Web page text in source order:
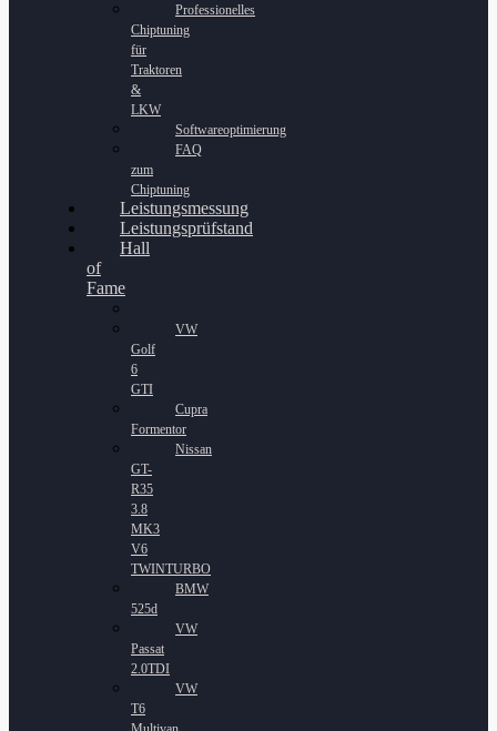
Professionelles
Chiptuning
für
Traktoren
&
LKW
Softwareoptimierung
FAQ
zum
Chiptuning
Leistungsmessung
Leistungsprüfstand
Hall
of
Fame
VW
Golf
6
GTI
Cupra
Formentor
Nissan
GT-
R35
3.8
MK3
V6
TWINTURBO
BMW
525d
VW
Passat
2.0TDI
VW
T6